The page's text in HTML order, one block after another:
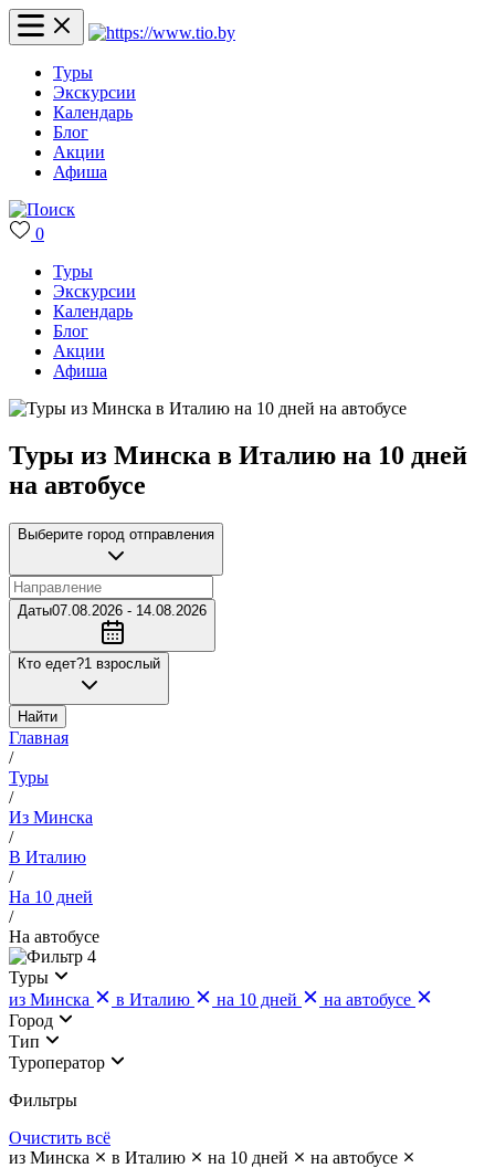
Туры
Экскурсии
Календарь
Блог
Акции
Афиша
0
Туры
Экскурсии
Календарь
Блог
Акции
Афиша
Туры из Минска в Италию на 10 дней
на автобусе
Выберите город отправления
Даты07.08.2026 - 14.08.2026
Кто едет?1 взрослый
Найти
Главная
/
Туры
/
Из Минска
/
В Италию
/
На 10 дней
/
На автобусе
4
Туры
из Минска
в Италию на 10 дней
на автобусе
Город
Тип
Туроператор
Фильтры
Очистить всё
из Минска
в Италию на 10 дней
на автобусе